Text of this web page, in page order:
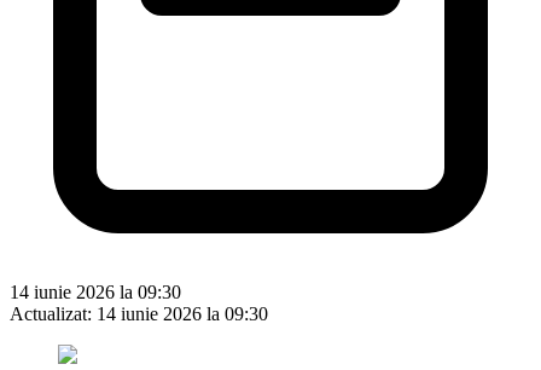
14 iunie 2026 la 09:30
Actualizat: 14 iunie 2026 la 09:30